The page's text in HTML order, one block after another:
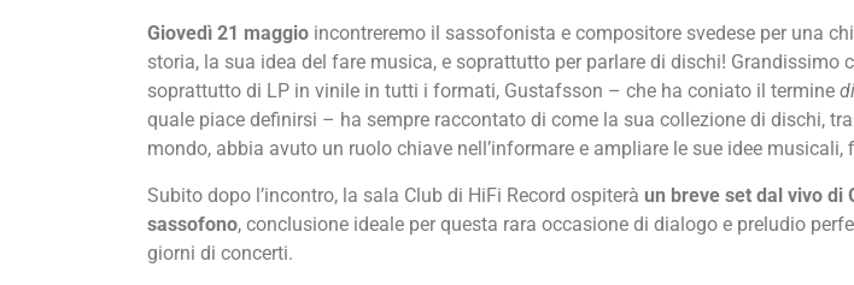
Giovedì 21 maggio incontreremo il sassofonista e compositore svedese per una
storia, la sua idea del fare musica, e soprattutto per parlare di dischi! Grandissimo
soprattutto di LP in vinile in tutti i formati, Gustafsson – che ha coniato il termine
quale piace definirsi – ha sempre raccontato di come la sua collezione di dischi,
mondo, abbia avuto un ruolo chiave nell’informare e ampliare le sue idee musicali,
Subito dopo l’incontro, la sala Club di HiFi Record ospiterà un breve set dal vivo di
sassofono, conclusione ideale per questa rara occasione di dialogo e preludio
giorni di concerti.